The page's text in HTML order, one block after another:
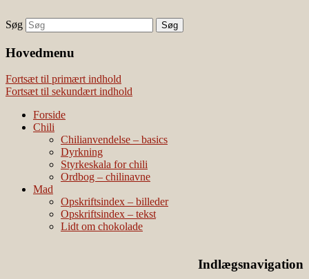
Наши партнеры
лучшие займы
Vivis chili
chili – dyrkning og mad
Søg
Hovedmenu
Fortsæt til primært indhold
Fortsæt til sekundært indhold
Forside
Chili
Chilianvendelse – basics
Dyrkning
Styrkeskala for chili
Ordbog – chilinavne
Mad
Opskriftsindex – billeder
Opskriftsindex – tekst
Lidt om chokolade
Indlægsnavigation